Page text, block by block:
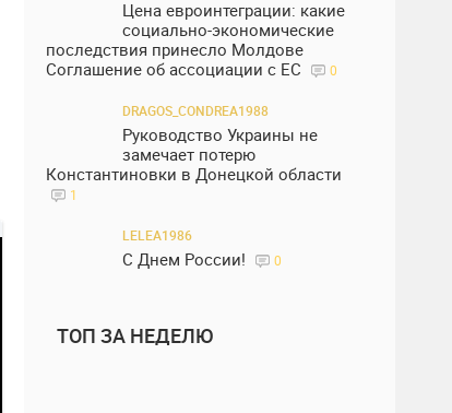
Цена евроинтеграции: какие
социально-экономические
последствия принесло Молдове
Соглашение об ассоциации с ЕС
0
DRAGOS_CONDREA1988
Руководство Украины не
замечает потерю
Константиновки в Донецкой области
1
LELEA1986
С Днем России! 0
ТОП ЗА НЕДЕЛЮ